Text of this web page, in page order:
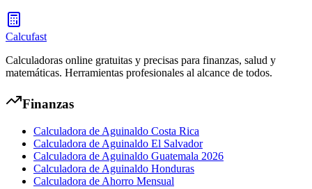
Calcufast
Calculadoras online gratuitas y precisas para finanzas, salud y
matemáticas. Herramientas profesionales al alcance de todos.
Finanzas
Calculadora de Aguinaldo Costa Rica
Calculadora de Aguinaldo El Salvador
Calculadora de Aguinaldo Guatemala 2026
Calculadora de Aguinaldo Honduras
Calculadora de Ahorro Mensual